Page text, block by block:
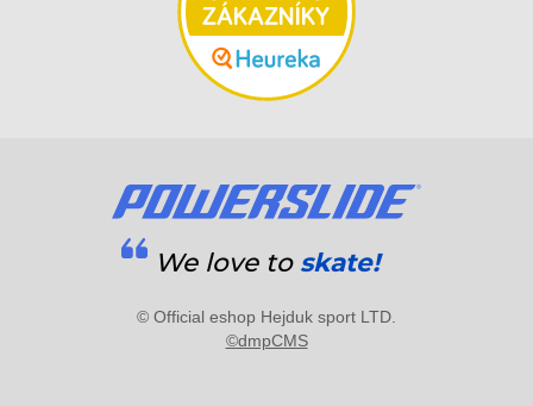
We love to skate!
© Official eshop Hejduk sport LTD.
©dmpCMS